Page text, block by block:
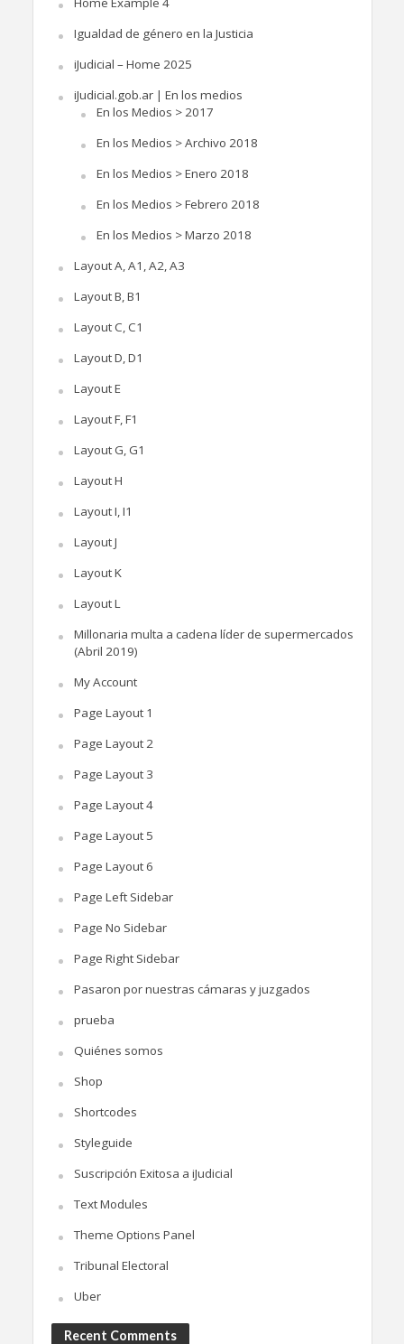
Igualdad de género en la Justicia
iJudicial – Home 2025
iJudicial.gob.ar | En los medios
En los Medios > 2017
En los Medios > Archivo 2018
En los Medios > Enero 2018
En los Medios > Febrero 2018
En los Medios > Marzo 2018
Layout A, A1, A2, A3
Layout B, B1
Layout C, C1
Layout D, D1
Layout E
Layout F, F1
Layout G, G1
Layout H
Layout I, I1
Layout J
Layout K
Layout L
Millonaria multa a cadena líder de supermercados
(Abril 2019)
My Account
Page Layout 1
Page Layout 2
Page Layout 3
Page Layout 4
Page Layout 5
Page Layout 6
Page Left Sidebar
Page No Sidebar
Page Right Sidebar
Pasaron por nuestras cámaras y juzgados
prueba
Quiénes somos
Shop
Shortcodes
Styleguide
Suscripción Exitosa a iJudicial
Text Modules
Theme Options Panel
Tribunal Electoral
Uber
Recent Comments